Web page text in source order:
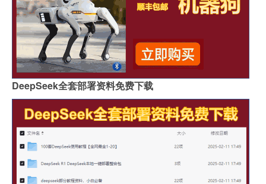
DeepSeek全套部署资料免费下载